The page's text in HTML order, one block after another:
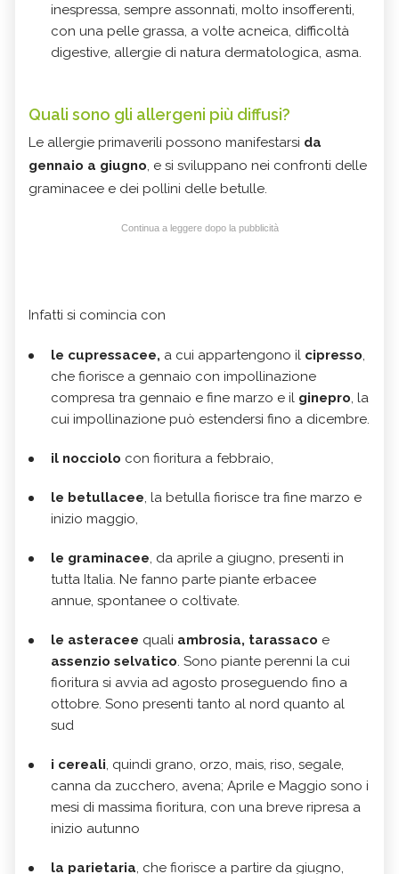
inespressa, sempre assonnati, molto insofferenti,
con una pelle grassa, a volte acneica, difficoltà
digestive, allergie di natura dermatologica, asma.
Quali sono gli allergeni più diffusi?
Le allergie primaverili possono manifestarsi da
gennaio a giugno, e si sviluppano nei confronti delle
graminacee e dei pollini delle betulle.
Continua a leggere dopo la pubblicità
Infatti si comincia con
le cupressacee, a cui appartengono il cipresso,
che fiorisce a gennaio con impollinazione
compresa tra gennaio e fine marzo e il ginepro, la
cui impollinazione può estendersi fino a dicembre.
il nocciolo con fioritura a febbraio,
le betullacee, la betulla fiorisce tra fine marzo e
inizio maggio,
le graminacee, da aprile a giugno, presenti in
tutta Italia. Ne fanno parte piante erbacee
annue, spontanee o coltivate.
le asteracee quali ambrosia, tarassaco e
assenzio selvatico. Sono piante perenni la cui
fioritura si avvia ad agosto proseguendo fino a
ottobre. Sono presenti tanto al nord quanto al
sud
i cereali, quindi grano, orzo, mais, riso, segale,
canna da zucchero, avena; Aprile e Maggio sono i
mesi di massima fioritura, con una breve ripresa a
inizio autunno
la parietaria, che fiorisce a partire da giugno,